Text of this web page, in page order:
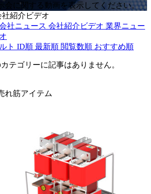
会に関する動画を表示してください。
社紹介ビデオ
社ニュース 会社紹介ビデオ 業界ニュー
ト ID順 最新順 閲覧数順 おすすめ順
テゴリーに記事はありません。
れ筋アイテム